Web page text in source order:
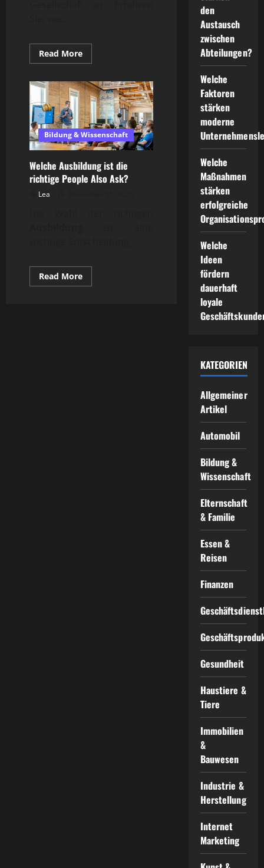
Read MoreRead
more
Forschung
und
gesellschaftlicher
Fortschritt
Bildung & Wissenschaft
Welche Ausbildung ist die
richtige People Also Ask?
Lea
Read MoreRead
more
den
Austausch
zwischen
Abteilungen?
Welche
Faktoren
stärken
moderne
Welche
Maßnahmen
stärken
erfolgreiche
Welche
Ideen
fördern
dauerhaft
loyale
KATEGORIEN
Allgemeiner
Artikel
Automobil
Bildung &
Wissenschaft
Elternschaft
& Familie
Essen &
Reisen
Finanzen
Gesundheit
Haustiere &
Tiere
Immobilien
&
Bauwesen
Industrie &
Herstellung
Internet
Marketing